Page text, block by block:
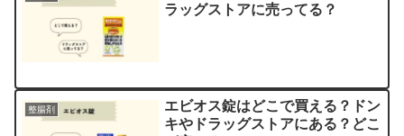
ラッグストアに売ってる？
整腸剤
エビオス錠はどこで買える？ドン
キやドラッグストアにある？どこ